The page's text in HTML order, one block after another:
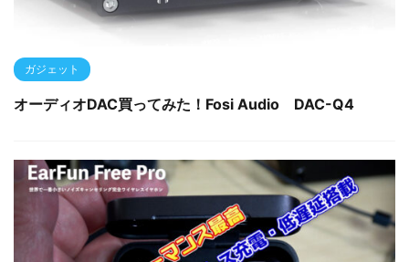
ガジェット
オーディオDAC買ってみた！Fosi Audio DAC-Q4